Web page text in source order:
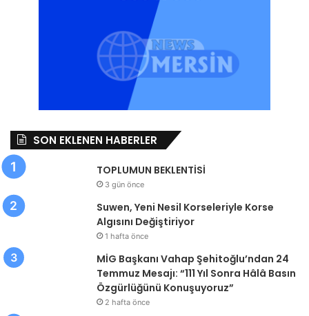
SON EKLENEN HABERLER
TOPLUMUN BEKLENTİSİ
3 gün önce
Suwen, Yeni Nesil Korseleriyle Korse
Algısını Değiştiriyor
1 hafta önce
MİG Başkanı Vahap Şehitoğlu’ndan 24
Temmuz Mesajı: “111 Yıl Sonra Hâlâ Basın
Özgürlüğünü Konuşuyoruz”
2 hafta önce